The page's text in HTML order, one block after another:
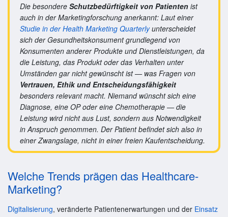
Die besondere Schutzbedürftigkeit von Patienten ist
auch in der Marketingforschung anerkannt: Laut einer
Studie in der Health Marketing Quarterlyunterscheidet
sich der Gesundheitskonsument grundlegend von
Konsumenten anderer Produkte und Dienstleistungen, da
die Leistung, das Produkt oder das Verhalten unter
Umständen gar nicht gewünscht ist — was Fragen von
Vertrauen, Ethik und Entscheidungsfähigkeit
besonders relevant macht. Niemand wünscht sich eine
Diagnose, eine OP oder eine Chemotherapie — die
Leistung wird nicht aus Lust, sondern aus Notwendigkeit
in Anspruch genommen. Der Patient befindet sich also in
einer Zwangslage, nicht in einer freien Kaufentscheidung.
Welche Trends prägen das Healthcare-
Marketing?
Digitalisierung, veränderte Patientenerwartungen und der Einsatz